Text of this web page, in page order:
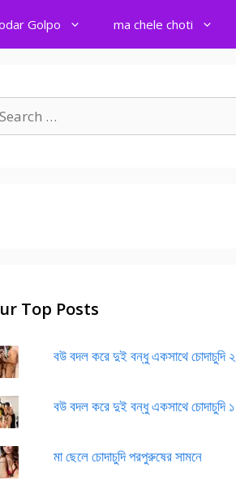
Golpo ma chele choti
Top Posts
বউ বদল করে দুই বন্ধু একসাথে চোদাচুদি ২
বউ বদল করে দুই বন্ধু একসাথে চোদাচুদি ১
মা ছেলে চোদাচুদি পরপুরুষের সামনে